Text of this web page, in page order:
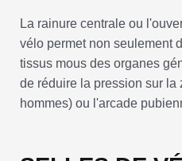
La rainure centrale ou
vélo permet non seulement
tissus mous des organes
de réduire la pression sur
hommes) ou l'arcade